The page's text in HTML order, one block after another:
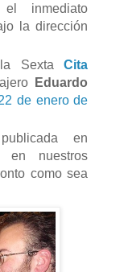
el inmediato
la dirección
la SextaCita
Eduardo
de enero de
en
nuestros
como sea